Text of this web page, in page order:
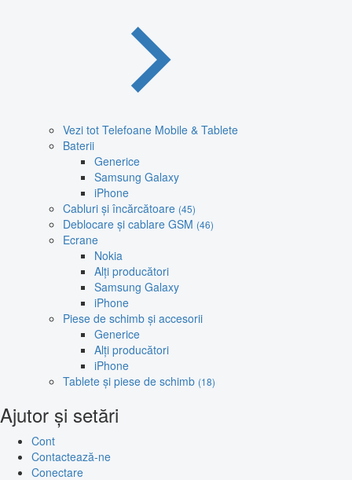
Vezi tot Telefoane Mobile & Tablete
Baterii
Generice
Samsung Galaxy
iPhone
Cabluri și încărcătoare (45)
Deblocare și cablare GSM (46)
Ecrane
Nokia
Alți producători
Samsung Galaxy
iPhone
Piese de schimb și accesorii
Generice
Alți producători
iPhone
Tablete și piese de schimb (18)
Ajutor și setări
Cont
Contactează-ne
Conectare